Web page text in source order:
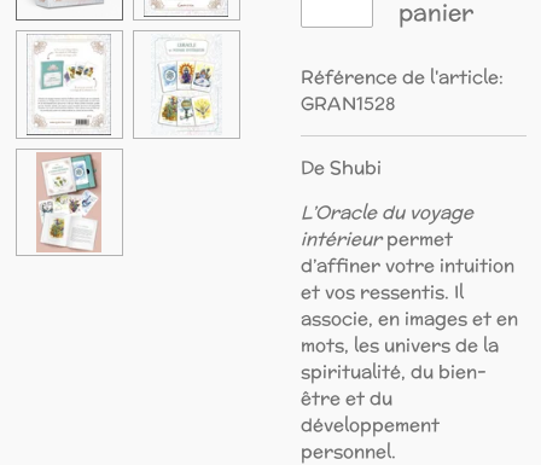
panier
Référence de l'article:
GRAN1528
DeShubi
L’Oracle du voyage
intérieurpermet
d’affiner votre intuition
et vos ressentis. Il
associe, en images et en
mots, les univers de la
spiritualité, du bien-
être et du
développement
personnel.